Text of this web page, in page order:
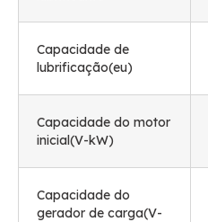
Capacidade de
lubrificação(eu)
Capacidade do motor
inicial(V-kW)
Capacidade do
gerador de carga(V-